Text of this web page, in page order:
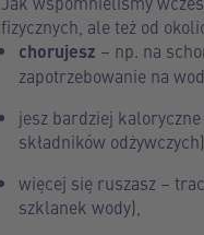
fizycznych, ale też od
chorujesz – np. na
zapotrzebowanie na
jesz bardziej
składników odżywczych),
więcej się ruszasz –
szklanek wody),